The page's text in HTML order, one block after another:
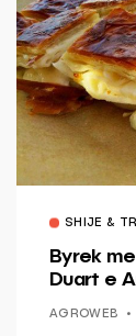
SHIJE &
Byrek
Duart e
AGROWEB